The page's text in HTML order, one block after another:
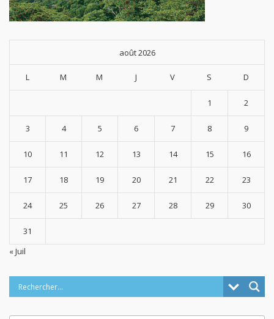
août 2026
L M M J V S D
1 2
3 4 5 6 7 8 9
10 11 12 13 14 15 16
17 18 19 20 21 22 23
24 25 26 27 28 29 30
31